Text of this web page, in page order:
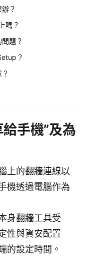
？
嗎？
題？
？
手機”及為
上的翻牆連線以
機透過電腦作為
身翻牆工具受
性與資安配置
的設定時間。